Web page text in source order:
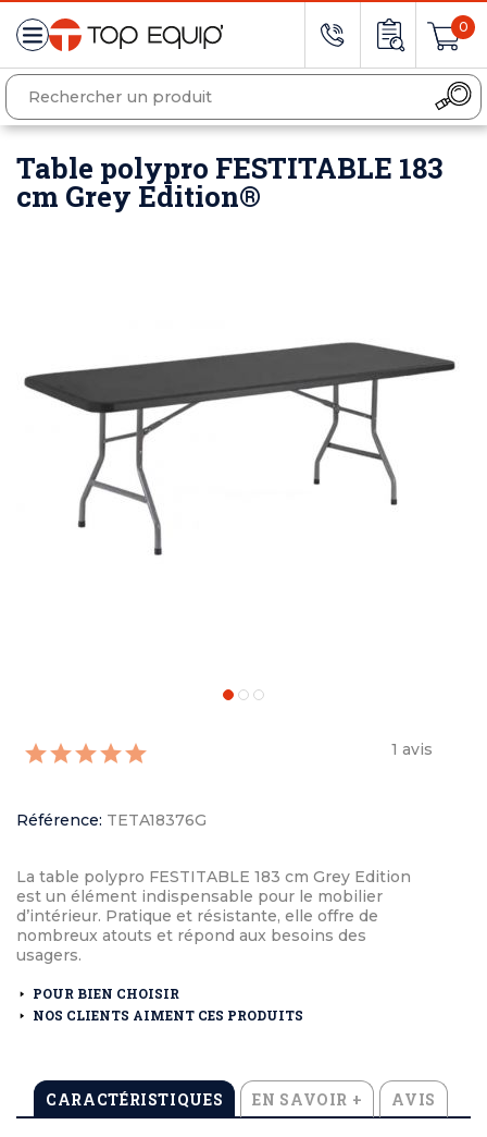
0
Table polypro FESTITABLE 183
cm Grey Edition®
1 avis
Référence: TETA18376G
La table polypro FESTITABLE 183 cm Grey Edition
est un élément indispensable pour le mobilier
d’intérieur. Pratique et résistante, elle offre de
nombreux atouts et répond aux besoins des
usagers.
POUR BIEN CHOISIR
NOS CLIENTS AIMENT CES PRODUITS
CARACTÉRISTIQUES EN SAVOIR + AVIS